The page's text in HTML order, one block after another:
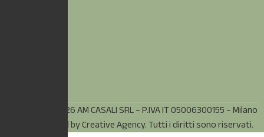
© Copyright 2026 AM CASALI SRL – P.IVA IT 05006300155 – Milano
(MI) – Powered byCreative Agency.Tutti i diritti sono riservati.